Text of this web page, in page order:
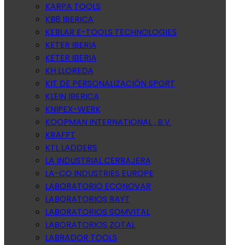
KARPA TOOLS
KB8 IBERICA
KEBLAR E-TOOLS TECHNOLOGIES
KETER IBERIA
KETER IBERIA
KH LLOREDA
KIT DE PERSONALIZACIÓN SPORT
KLEIN IBERICA
KNIPEX-WERK
KOOPMAN INTERNATIONAL , B.V.
KRAFFT
KTL LADDERS
LA INDUSTRIAL CERRAJERA
LA-CO INDUSTRIES EUROPE
LABORATORIO ECONOVAR
LABORATORIOS RAYT
LABORATORIOS SOMVITAL
LABORATORIOS ZOTAL
LABRADOR TOOLS